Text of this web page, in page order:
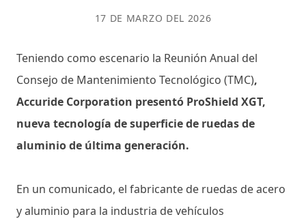
17 DE MARZO DEL 2026
Teniendo como escenario la Reunión Anual del
Consejo de Mantenimiento Tecnológico (TMC),
Accuride Corporation presentó ProShield XGT,
nueva tecnología de superficie de ruedas de
aluminio de última generación.
En un comunicado, el fabricante de ruedas de acero
y aluminio para la industria de vehículos